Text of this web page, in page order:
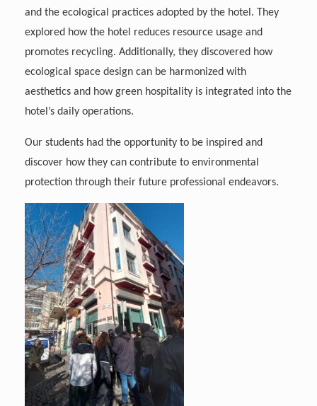
and the ecological practices adopted by the hotel. They
explored how the hotel reduces resource usage and
promotes recycling. Additionally, they discovered how
ecological space design can be harmonized with
aesthetics and how green hospitality is integrated into the
hotel’s daily operations.
Our students had the opportunity to be inspired and
discover how they can contribute to environmental
protection through their future professional endeavors.